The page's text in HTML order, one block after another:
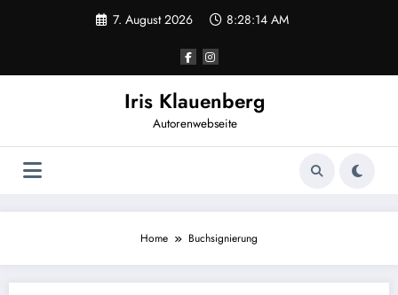
7. August 2026 8:28:14 AM
Iris Klauenberg
Autorenwebseite
Home Buchsignierung